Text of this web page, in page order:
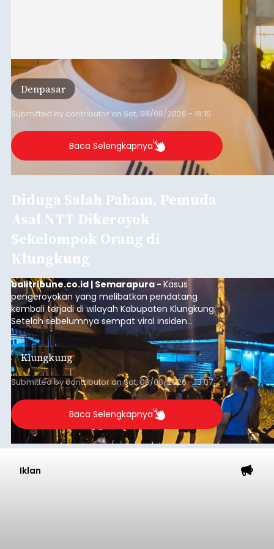
Denpasar
Submitted by contributor on Sat, 08/08/2026 - 18:15
Baca Selengkapnya
Diduga Salah Paham, Pemuda
Asal NTT Dikeroyok
Sekelompok Orang di
Klungkung
balitribune.co.id | Semarapura -Kasus
pengeroyokan yang melibatkan pendatang
kembali terjadi di wilayah Kabupaten Klungkung.
Setelah sebelumnya sempat viral insiden
keributan di barat Pasar Galiran, peristiwa serupa
kini menimpa seorang pemuda asal Kabupaten
Sumba Barat Daya (SBD), Nusa Tenggara Timur
(NTT).
Klungkung
Submitted bycontributoronSat, 08/08/2026 - 13:07
Baca Selengkapnya
Iklan